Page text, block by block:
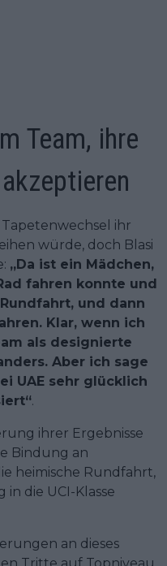
Team, ihre
Tapetenwechsel ihr
würde, doch Blasi
„Da ist ein Mädchen,
fahren konnte und
und dann
Klar, wenn ich
als designierte
Aber ich sage
UAE sehr glücklich
.
ihrer Ergebnisse
Bindung an
heimische Rundfahrt,
in die UCI-Klasse
an dieses
Tritte auf Topniveau